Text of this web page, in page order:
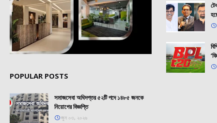
POPULAR POSTS
সমাজসেবা অধিদপ্তর ৫২টি পদে ১৪৮৫ জনকে
নিয়োগের বিজ্ঞপ্তি
জুন ০৩, ২০২৬